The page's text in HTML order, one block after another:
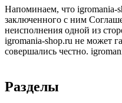
Напоминаем, что igromania-
заключенного с ним
неисполнения одной из
igromania-shop.ru не может
совершались честно.
Разделы